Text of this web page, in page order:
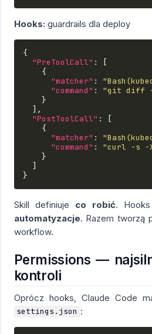
Hooks: guardrails dla deploy
{
"PreToolCall" :
[
{
"matcher" :
"command" :
"git diff --
}
],
"PostToolCall" :
[
{
"matcher" :
"command" :
"curl -s -X
}
]
}
Skill definiuje co robić.
automatyzacje. Razem tworzą
workflow.
Permissions —
kontroli
Oprócz hooks, Claude Code
settings.json :